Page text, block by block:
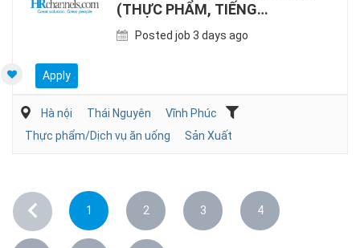
(THỰC PHẨM, TIẾNG
ANH/NHẬT)
Posted job 3 days ago
Apply
Hà nội Thái Nguyên
Vĩnh Phúc
Thực phẩm/Dịch vụ ăn uống
Sản Xuất
1 2 3 4